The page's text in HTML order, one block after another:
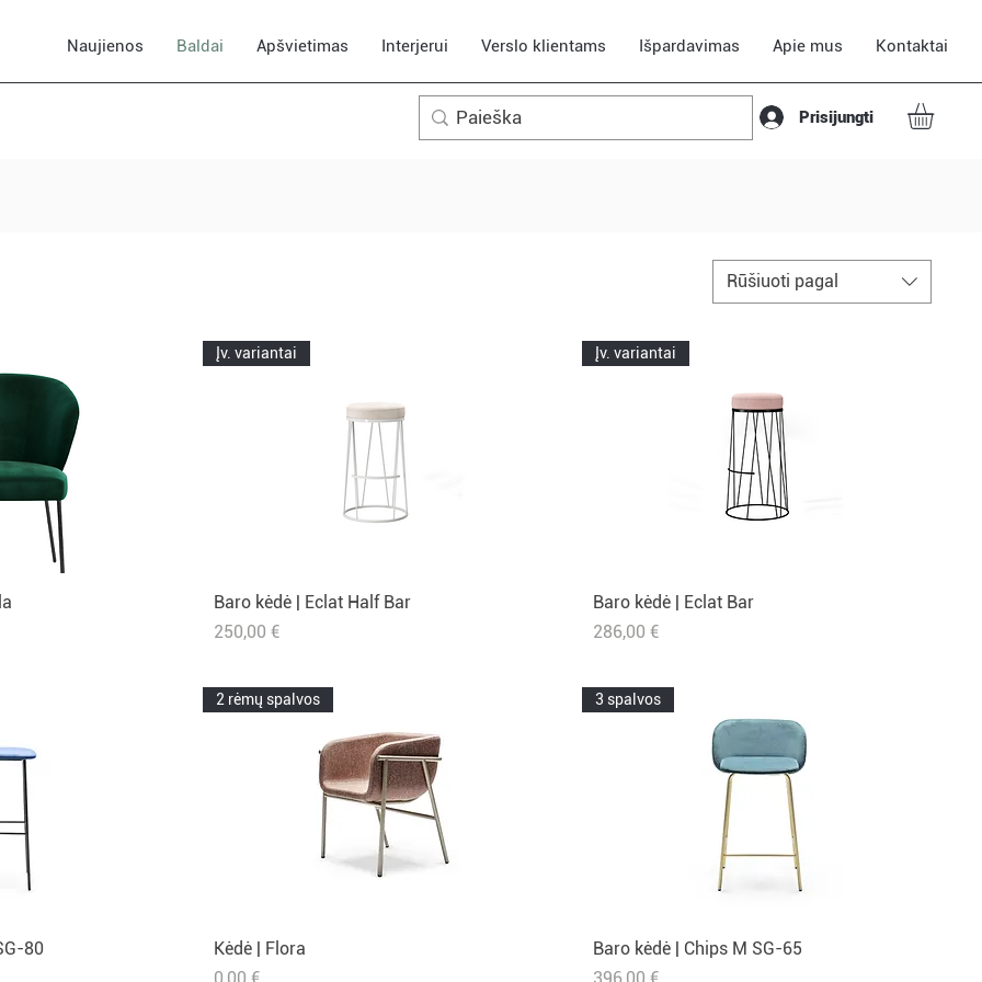
Naujienos Baldai Apšvietimas Interjerui Verslo klientams Išpardavimas Apie mus Kontaktai
Prisijungti
Rūšiuoti pagal
Greita peržiūra
Įv. variantai
Baro kėdė | Eclat Half Bar
Kaina
250,00 €
Greita peržiūra
Įv. variantai
Baro kėdė | Eclat Bar
Kaina
286,00 €
80
2 rėmų spalvos
Kėdė | Flora
Kaina
Greita peržiūra
3 spalvos
Baro kėdė | Chips M SG-65
Kaina